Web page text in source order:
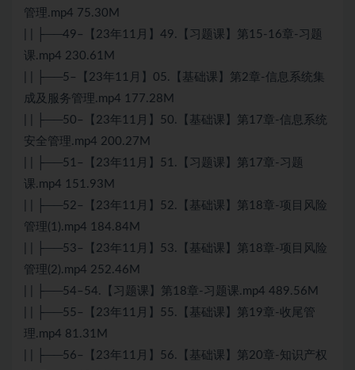
管理.mp4 75.30M
| | ├──49–【23年11月】49.【习题课】第15-16章-习题
课.mp4 230.61M
| | ├──5–【23年11月】05.【基础课】第2章-信息系统集
成及服务管理.mp4 177.28M
| | ├──50–【23年11月】50.【基础课】第17章-信息系统
安全管理.mp4 200.27M
| | ├──51–【23年11月】51.【习题课】第17章-习题
课.mp4 151.93M
| | ├──52–【23年11月】52.【基础课】第18章-项目风险
管理(1).mp4 184.84M
| | ├──53–【23年11月】53.【基础课】第18章-项目风险
管理(2).mp4 252.46M
| | ├──54–54.【习题课】第18章-习题课.mp4 489.56M
| | ├──55–【23年11月】55.【基础课】第19章-收尾管
理.mp4 81.31M
| | ├──56–【23年11月】56.【基础课】第20章-知识产权